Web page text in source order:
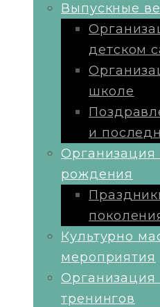
Выпускные
детском
школе
и
рождения
Культурно
мероприятия
тренингов